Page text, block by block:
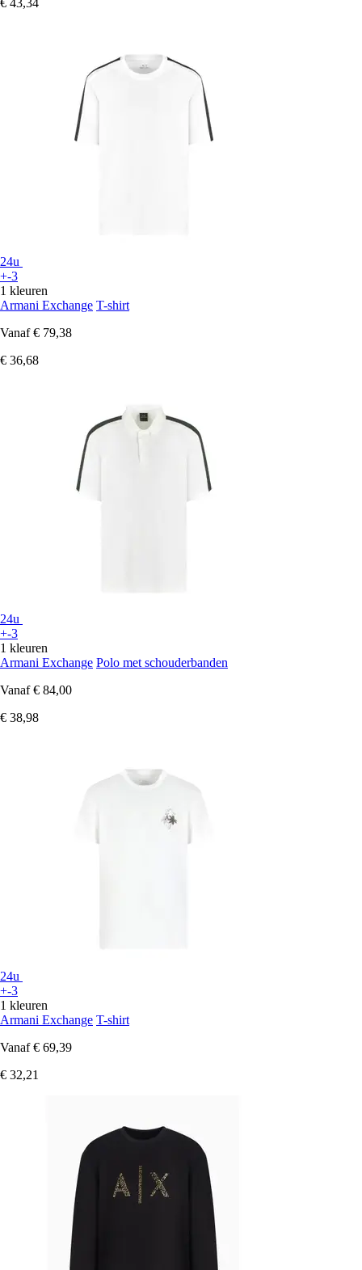
€ 43,34
24u
+-3
1 kleuren
Armani Exchange T-shirt
Vanaf € 79,38
€ 36,68
24u
+-3
1 kleuren
Armani Exchange Polo met schouderbanden
Vanaf € 84,00
€ 38,98
24u
+-3
1 kleuren
Armani Exchange T-shirt
Vanaf € 69,39
€ 32,21